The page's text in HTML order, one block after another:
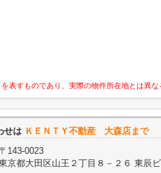
すものであり、実際の物件所在地とは異な
せは ＫＥＮＴＹ不動産 大森店まで
143-0023
京都大田区山王２丁目８－２６ 東辰